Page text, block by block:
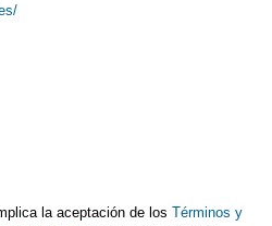
la aceptación de los Términos y